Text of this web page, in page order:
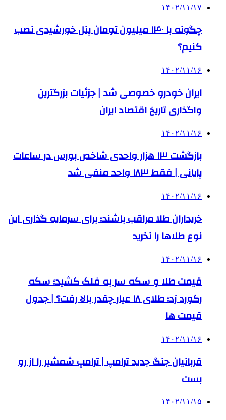
۱۴۰۲/۱۱/۱۷
چگونه با ۱۴۰ میلیون تومان پنل خورشیدی نصب
کنیم؟
۱۴۰۲/۱۱/۱۶
ایران خودرو خصوصی شد | جزئیات بزرگترین
واگذاری تاریخ اقتصاد ایران
۱۴۰۲/۱۱/۱۶
بازگشت ۱۳ هزار واحدی شاخص بورس در ساعات
پایانی | فقط ۱۸۳ واحد منفی شد
۱۴۰۲/۱۱/۱۶
خریداران طلا مراقب باشند؛ برای سرمایه گذاری این
نوع طلاها را نخرید
۱۴۰۲/۱۱/۱۶
قیمت طلا و سکه سر به فلک کشید؛ سکه
رکورد زد؛ طلای ۱۸ عیار چقدر بالا رفت؟ | جدول
قیمت ها
۱۴۰۲/۱۱/۱۶
قربانیان جنگ جدید ترامپ | ترامپ شمشیر را از رو
بست
۱۴۰۲/۱۱/۱۵